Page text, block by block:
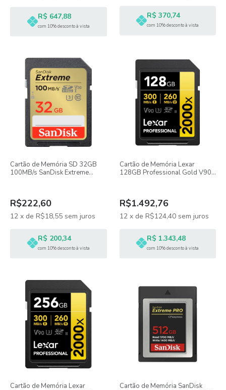
R$ 647,88
com 10% desconto à vista
R$ 370,74
com 10% desconto à vista
Cartão de Memória SD 32GB
100MB/s SanDisk Extreme
R$222,60
12 x de R$18,55 sem juros
R$ 200,34
com 10% desconto à vista
Cartão de Memória Lexar
128GB Professional Gold V90
R$1.492,76
12 x de R$124,40 sem juros
R$ 1.343,48
com 10% desconto à vista
Cartão de Memória Lexar
Cartão de Memória SanDisk